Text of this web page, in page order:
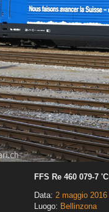
FFS Re 460 079-7
Data: 2 maggio 2016
Luogo: Bellinzona